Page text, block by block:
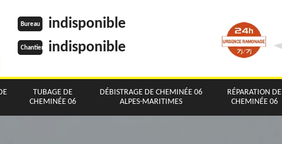
Bureau indisponible
Chantier indisponible
TUBAGE DE
CHEMINÉE 06
DÉBISTRAGE DE CHEMINÉE 06
ALPES-MARITIMES
RÉPARATION DE
CHEMINÉE 06